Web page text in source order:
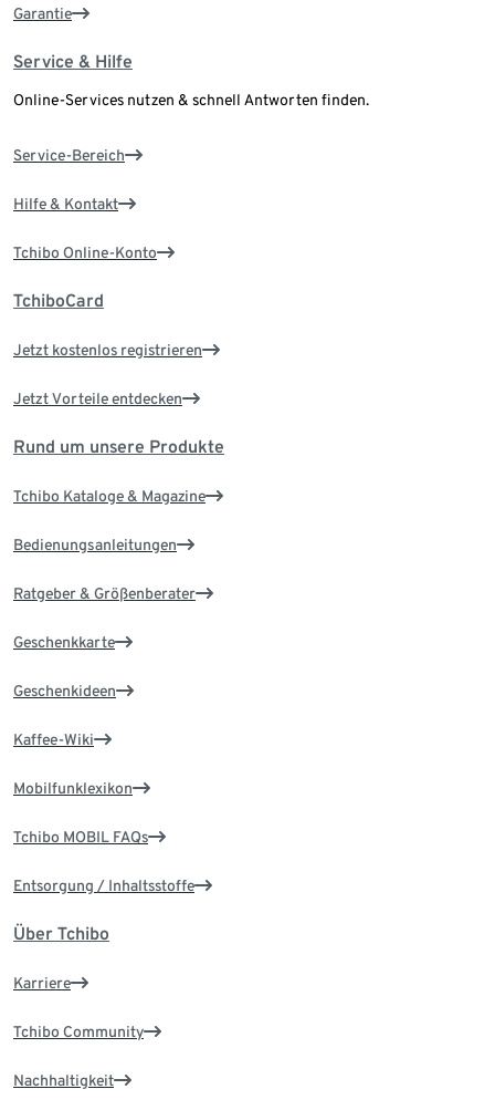
Garantie
Service & Hilfe
Online-Services nutzen & schnell Antworten finden.
Service-Bereich
Hilfe & Kontakt
Tchibo Online-Konto
TchiboCard
Jetzt kostenlos registrieren
Jetzt Vorteile entdecken
Rund um unsere Produkte
Tchibo Kataloge & Magazine
Bedienungsanleitungen
Ratgeber & Größenberater
Geschenkkarte
Geschenkideen
Kaffee-Wiki
Mobilfunklexikon
Tchibo MOBIL FAQs
Entsorgung / Inhaltsstoffe
Über Tchibo
Karriere
Tchibo Community
Nachhaltigkeit